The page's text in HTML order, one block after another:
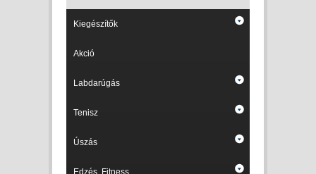
Kiegészítők
Akció
Labdarúgás
Tenisz
Úszás
Edzés, Fitness